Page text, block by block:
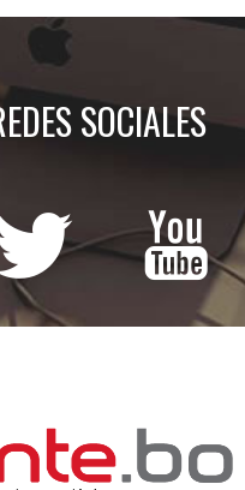
SOCIALES